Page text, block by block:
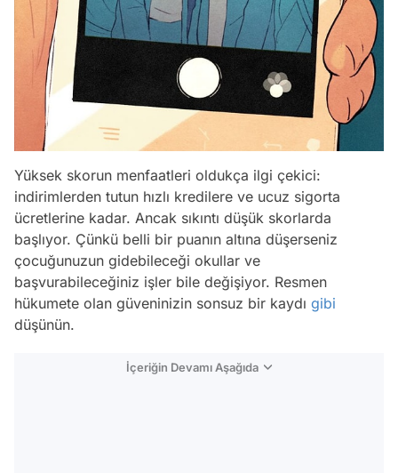
Yüksek skorun menfaatleri oldukça ilgi çekici:
indirimlerden tutun hızlı kredilere ve ucuz sigorta
ücretlerine kadar. Ancak sıkıntı düşük skorlarda
başlıyor. Çünkü belli bir puanın altına düşerseniz
çocuğunuzun gidebileceği okullar ve
başvurabileceğiniz işler bile değişiyor. Resmen
hükumete olan güveninizin sonsuz bir kaydı gibi
düşünün.
İçeriğin Devamı Aşağıda